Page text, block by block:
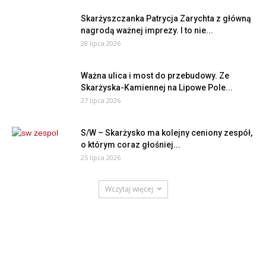
Skarżyszczanka Patrycja Zarychta z główną
nagrodą ważnej imprezy. I to nie...
28 lipca 2026
Ważna ulica i most do przebudowy. Ze
Skarżyska-Kamiennej na Lipowe Pole...
27 lipca 2026
S/W – Skarżysko ma kolejny ceniony zespół,
o którym coraz głośniej...
25 lipca 2026
Wczytaj więcej